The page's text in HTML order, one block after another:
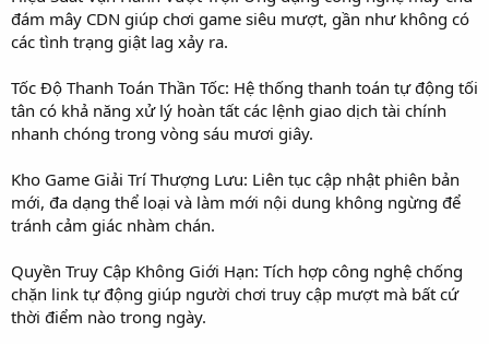
đám mây CDN giúp chơi game siêu mượt, gần như không có
các tình trạng giật lag xảy ra.
Tốc Độ Thanh Toán Thần Tốc: Hệ thống thanh toán tự động tối
tân có khả năng xử lý hoàn tất các lệnh giao dịch tài chính
nhanh chóng trong vòng sáu mươi giây.
Kho Game Giải Trí Thượng Lưu: Liên tục cập nhật phiên bản
mới, đa dạng thể loại và làm mới nội dung không ngừng để
tránh cảm giác nhàm chán.
Quyền Truy Cập Không Giới Hạn: Tích hợp công nghệ chống
chặn link tự động giúp người chơi truy cập mượt mà bất cứ
thời điểm nào trong ngày.